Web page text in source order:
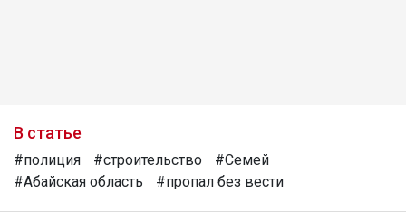
В статье
#полиция #строительство
#Семей
#Абайская область
#пропал без вести